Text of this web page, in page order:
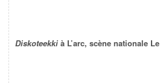
Diskoteekki à L’arc, scène nationale